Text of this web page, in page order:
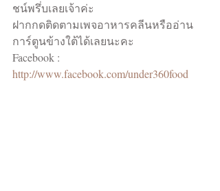
ชน์พรึ่บเลยเจ้าค่ะ
ฝากกดติดตามเพจอาหารคลีนหรืออ่าน
การ์ตูนข้างใต้ได้เลยนะคะ
Facebook :
http://www.facebook.com/under360food